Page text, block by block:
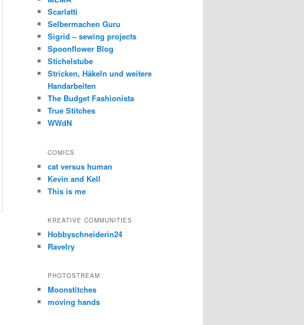
Scarlatti
Selbermachen Guru
Sigrid – sewing projects
Spoonflower Blog
Stichelstube
Stricken, Häkeln und weitere
Handarbeiten
The Budget Fashionista
True Stitches
WWdN
COMICS
cat versus human
Kevin and Kell
This is me
KREATIVE COMMUNITIES
Hobbyschneiderin24
Ravelry
PHOTOSTREAM
Moonstitches
moving hands